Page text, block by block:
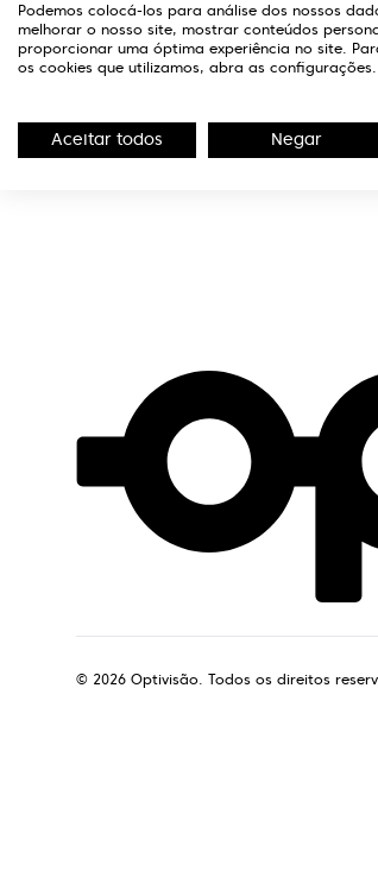
Marcas
Marcação de Exames
Teste Visão
© 2026 Optivisão. Todos os direitos
Podemos colocá-los para análise dos nossos
melhorar o nosso site, mostrar conteúdos
proporcionar uma óptima experiência no site.
os cookies que utilizamos, abra as configurações.
Aceitar todos Negar